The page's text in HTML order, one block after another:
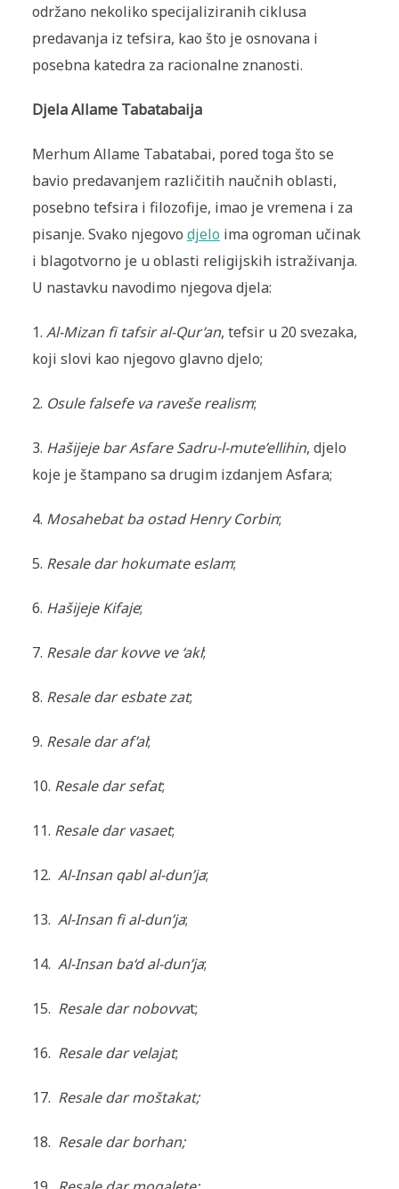
održano nekoliko specijaliziranih ciklusa
predavanja iz tefsira, kao što je osnovana i
posebna katedra za racionalne znanosti.
Djela Allame Tabatabaija
Merhum Allame Tabatabai, pored toga što se
bavio predavanjem različitih naučnih oblasti,
posebno tefsira i filozofije, imao je vremena i za
pisanje. Svako njegovo djelo ima ogroman učinak
i blagotvorno je u oblasti religijskih istraživanja.
U nastavku navodimo njegova djela:
1. Al-Mizan fi tafsir al-Qur’an, tefsir u 20 svezaka,
koji slovi kao njegovo glavno djelo;
2. Osule falsefe va raveše realism;
3. Hašijeje bar Asfare Sadru-l-mute’ellihin, djelo
koje je štampano sa drugim izdanjem Asfara;
4. Mosahebat ba ostad Henry Corbin;
5. Resale dar hokumate eslam;
6. Hašijeje Kifaje;
7. Resale dar kovve ve ‘akl;
8. Resale dar esbate zat;
9. Resale dar af’al;
10. Resale dar sefat;
11. Resale dar vasaet;
12. Al-Insan qabl al-dun’ja;
13. Al-Insan fi al-dun’ja;
14. Al-Insan ba‘d al-dun’ja;
15. Resale dar nobovvat;
16. Resale dar velajat;
17. Resale dar moštakat;
18. Resale dar borhan;